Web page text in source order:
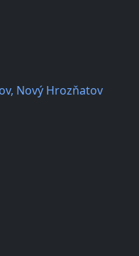
Nový Hrozňatov